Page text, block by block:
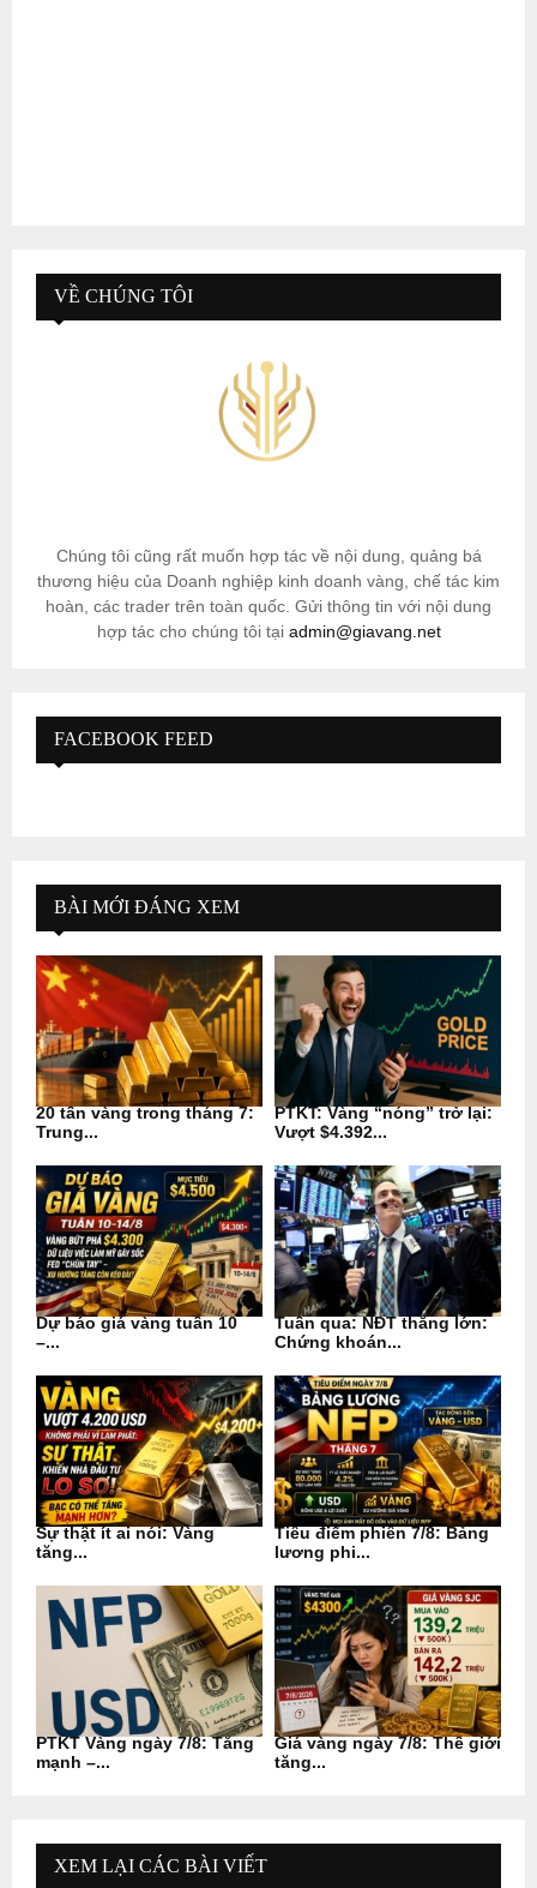
VỀ CHÚNG TÔI
Chúng tôi cũng rất muốn hợp tác về nội dung, quảng bá
thương hiệu của Doanh nghiệp kinh doanh vàng, chế tác kim
hoàn, các trader trên toàn quốc. Gửi thông tin với nội dung
hợp tác cho chúng tôi tại admin@giavang.net
FACEBOOK FEED
BÀI MỚI ĐÁNG XEM
20 tấn vàng trong tháng 7:
Trung...
PTKT: Vàng “nóng” trở lại:
Vượt $4.392...
Dự báo giá vàng tuần 10
–...
Tuần qua: NĐT thắng lớn:
Chứng khoán...
Sự thật ít ai nói: Vàng
tăng...
Tiêu điểm phiên 7/8: Bảng
lương phi...
PTKT Vàng ngày 7/8: Tăng
mạnh –...
Giá vàng ngày 7/8: Thế giới
tăng...
XEM LẠI CÁC BÀI VIẾT